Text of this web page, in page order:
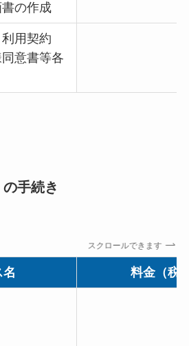
の作成
用契約
意書等各
手続き
スクロールできます
名 料金（税